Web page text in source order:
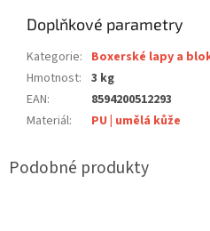
Doplňkové parametry
Kategorie: Boxerské lapy a
Hmotnost: 3 kg
EAN:
8594200512293
Materiál: PU | umělá kůže